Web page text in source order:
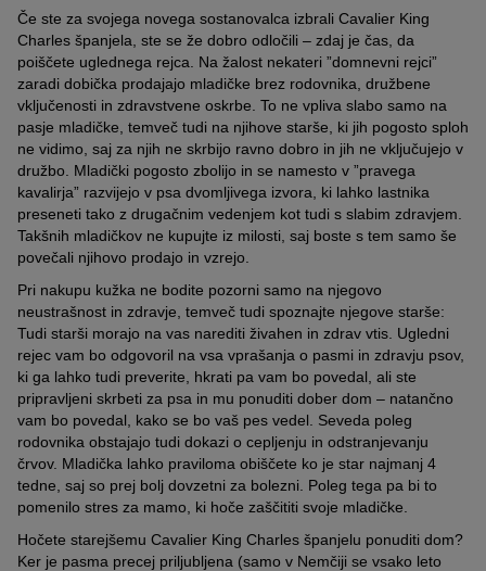
Če ste za svojega novega sostanovalca izbrali Cavalier King
Charles španjela, ste se že dobro odločili – zdaj je čas, da
poiščete uglednega rejca. Na žalost nekateri ”domnevni rejci”
zaradi dobička prodajajo mladičke brez rodovnika, družbene
vključenosti in zdravstvene oskrbe. To ne vpliva slabo samo na
pasje mladičke, temveč tudi na njihove starše, ki jih pogosto sploh
ne vidimo, saj za njih ne skrbijo ravno dobro in jih ne vključujejo v
družbo. Mladički pogosto zbolijo in se namesto v ”pravega
kavalirja” razvijejo v psa dvomljivega izvora, ki lahko lastnika
preseneti tako z drugačnim vedenjem kot tudi s slabim zdravjem.
Takšnih mladičkov ne kupujte iz milosti, saj boste s tem samo še
povečali njihovo prodajo in vzrejo.
Pri nakupu kužka ne bodite pozorni samo na njegovo
neustrašnost in zdravje, temveč tudi spoznajte njegove starše:
Tudi starši morajo na vas narediti živahen in zdrav vtis. Ugledni
rejec vam bo odgovoril na vsa vprašanja o pasmi in zdravju psov,
ki ga lahko tudi preverite, hkrati pa vam bo povedal, ali ste
pripravljeni skrbeti za psa in mu ponuditi dober dom – natančno
vam bo povedal, kako se bo vaš pes vedel. Seveda poleg
rodovnika obstajajo tudi dokazi o cepljenju in odstranjevanju
črvov. Mladička lahko praviloma obiščete ko je star najmanj 4
tedne, saj so prej bolj dovzetni za bolezni. Poleg tega pa bi to
pomenilo stres za mamo, ki hoče zaščititi svoje mladičke.
Hočete starejšemu Cavalier King Charles španjelu ponuditi dom?
Ker je pasma precej priljubljena (samo v Nemčiji se vsako leto